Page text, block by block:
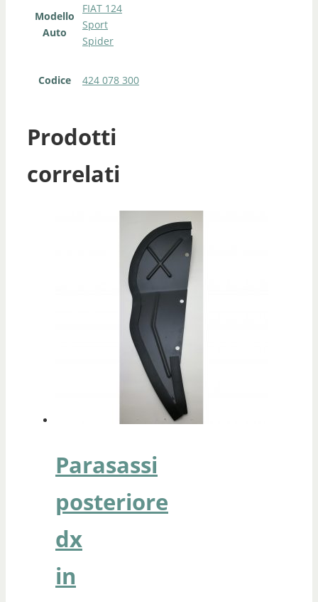
Modello
Auto
FIAT 124
Sport
Spider
Codice 424 078 300
Prodotti
correlati
Parasassi
posteriore
dx
in